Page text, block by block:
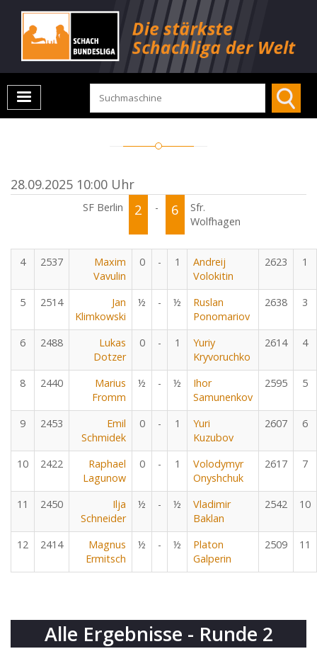
28.09.2025 10:00 Uhr
SF Berlin 2 - 6
Sfr.
Wolfhagen
4 2537
Maxim
Vavulin
0 - 1
Andreij
Volokitin
2623 1
5 2514
Jan
Klimkowski
½ - ½
Ruslan
Ponomariov
2638 3
6 2488
Lukas
Dotzer
0 - 1
Yuriy
Kryvoruchko
2614 4
8 2440
Marius
Fromm
½ - ½
Ihor
Samunenkov
2595 5
9 2453
Emil
Schmidek
0 - 1
Yuri
Kuzubov
2607 6
10 2422
Raphael
Lagunow
0 - 1
Volodymyr
Onyshchuk
2617 7
11 2450
Ilja
Schneider
½ - ½
Vladimir
Baklan
2542 10
12 2414
Magnus
Ermitsch
½ - ½
Platon
Galperin
2509 11
Alle Ergebnisse - Runde 2